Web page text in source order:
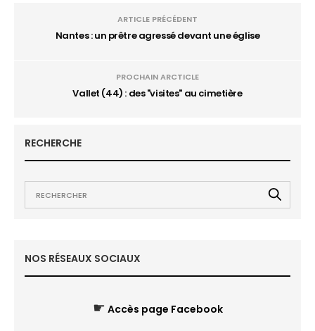
ARTICLE PRÉCÉDENT
Nantes : un prêtre agressé devant une église
PROCHAIN ARCTICLE
Vallet (44) : des "visites" au cimetière
RECHERCHE
NOS RÉSEAUX SOCIAUX
☛ Accès page Facebook